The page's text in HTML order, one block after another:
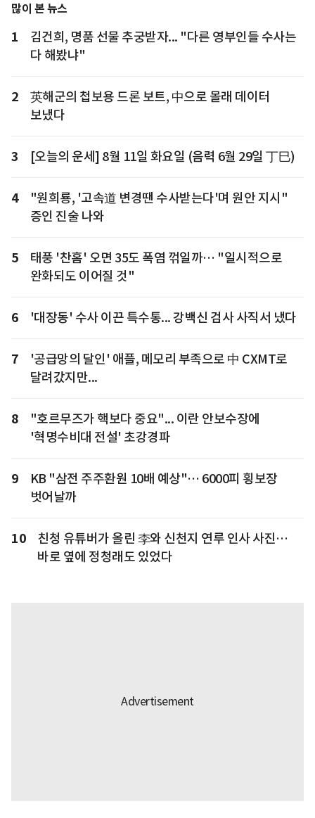
많이 본 뉴스
1
김건희, 명품 선물 추궁받자... "다른 영부인들 수사는
다 해봤냐"
2
英해군의 첩보용 드론 보트, 中으로 몰래 데이터
보냈다
3 [오늘의 운세] 8월 11일 화요일 (음력 6월 29일 丁巳)
4
"원희룡, '고속道 변경땐 수사받는다'며 원안 지시"
증인 진술 나와
5
태풍 '찬홈' 오면 35도 폭염 꺾일까… "일시적으로
완화되도 이어질 것"
6 '대장동' 수사 이끈 특수통... 강백신 검사 사직서 냈다
7
'공급망의 달인' 애플, 메모리 부족으로 中 CXMT로
달려갔지만...
8
"호르무즈가 핵보다 중요"... 이란 안보수장에
'혁명수비대 전설' 초강경파
9
KB "삼전 주주환원 10배 예상"… 6000피 횡보장
벗어날까
10
친청 유튜버가 올린 李와 신천지 연루 인사 사진…
바로 옆에 정청래도 있었다